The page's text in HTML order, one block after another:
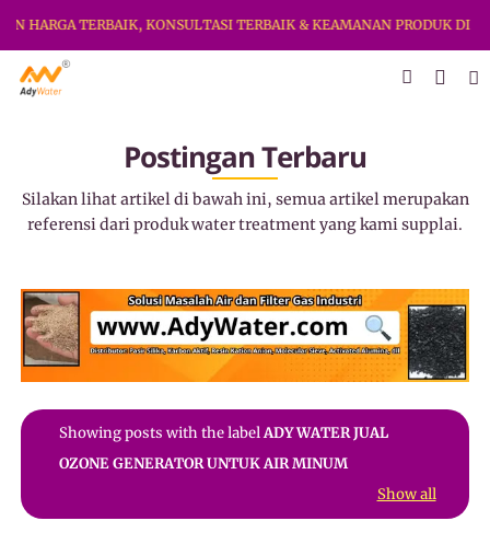
HARGA TERBAIK, KONSULTASI TERBAIK & KEAMANAN PRODUK DI
Postingan Terbaru
Silakan lihat artikel di bawah ini, semua artikel merupakan
referensi dari produk water treatment yang kami supplai.
Showing posts with the labelADY WATER JUAL
OZONE GENERATOR UNTUK AIR MINUM
Show all